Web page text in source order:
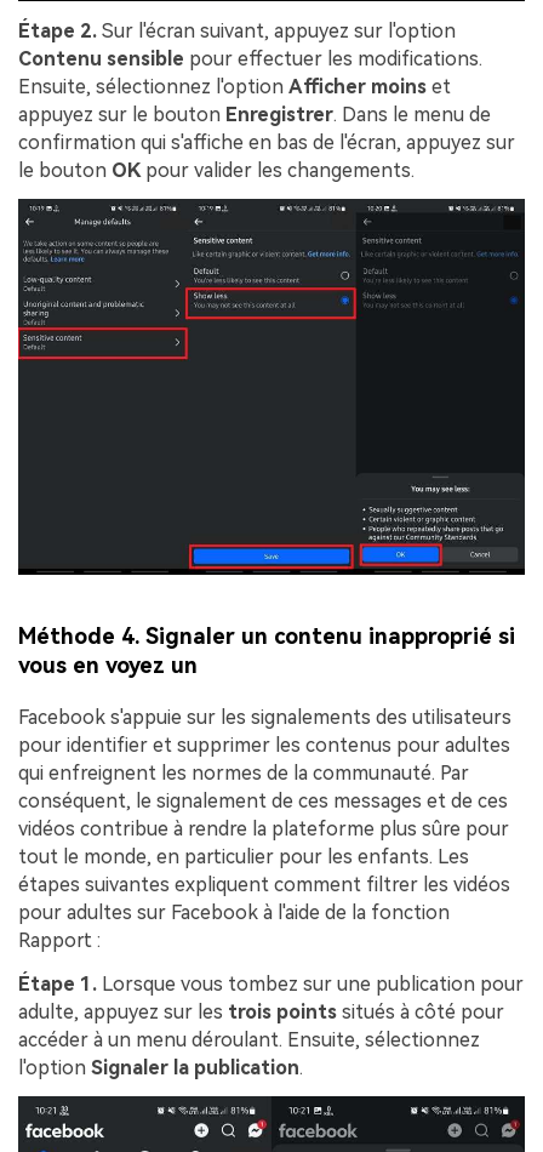
Étape 2. Sur l'écran suivant, appuyez sur l'option
Contenu sensible pour effectuer les modifications.
Ensuite, sélectionnez l'option Afficher moins et
appuyez sur le bouton Enregistrer. Dans le menu de
confirmation qui s'affiche en bas de l'écran, appuyez sur
le bouton OK pour valider les changements.
Méthode 4. Signaler un contenu inapproprié si
vous en voyez un
Facebook s'appuie sur les signalements des utilisateurs
pour identifier et supprimer les contenus pour adultes
qui enfreignent les normes de la communauté. Par
conséquent, le signalement de ces messages et de ces
vidéos contribue à rendre la plateforme plus sûre pour
tout le monde, en particulier pour les enfants. Les
étapes suivantes expliquent comment filtrer les vidéos
pour adultes sur Facebook à l'aide de la fonction
Rapport :
Étape 1. Lorsque vous tombez sur une publication pour
adulte, appuyez sur les trois points situés à côté pour
accéder à un menu déroulant. Ensuite, sélectionnez
l'option Signaler la publication.